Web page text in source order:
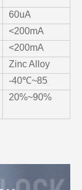
60uA
<200mA
<200mA
Zinc Alloy
-40℃~85
20%~90%